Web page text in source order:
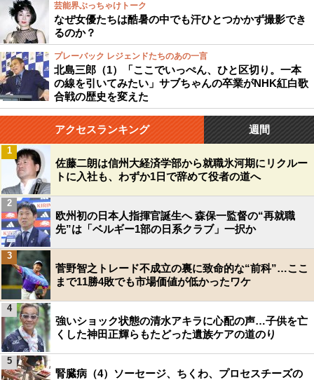
芸能界ぶっちゃけトーク
なぜ女優たちは酷暑の中でも汗ひとつかかず撮影でき
るのか？
プレーバック レジェンドたちのあの一言
北島三郎（1）「ここでいっぺん、ひと区切り。一本
の線を引いてみたい」サブちゃんの卒業がNHK紅白歌
合戦の歴史を変えた
アクセスランキング 週間
佐藤二朗は信州大経済学部から就職氷河期にリクルー
トに入社も、わずか1日で辞めて役者の道へ
1
欧州初の日本人指揮官誕生へ 森保一監督の“再就職
先”は「ベルギー1部の日系クラブ」一択か
2
菅野智之トレード不成立の裏に致命的な“前科”…ここ
まで11勝4敗でも市場価値が低かったワケ
3
強いショック状態の清水アキラに心配の声…子供を亡
くした神田正輝らもたどった遺族ケアの道のり
4
腎臓病（4）ソーセージ、ちくわ、プロセスチーズの
5